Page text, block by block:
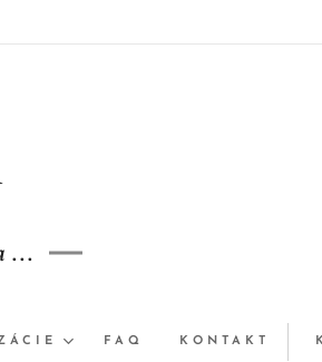
...
FAQ KONTAKT